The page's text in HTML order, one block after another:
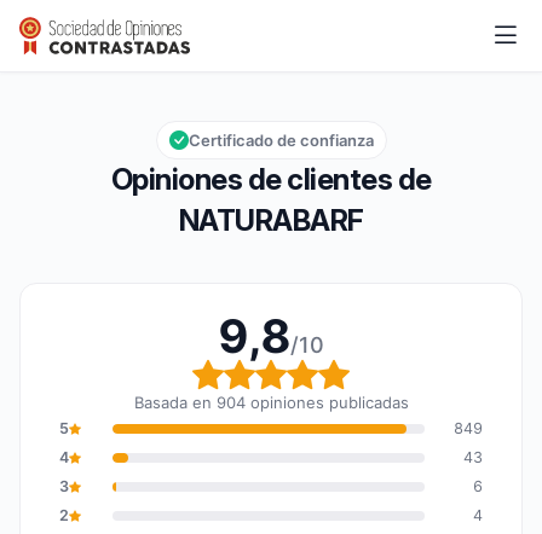
NATURABARF
Calificación global: 9,8 de 10
9,8/10
Opiniones de clientes de
NATURABARF
Certificado de confianza
9,8/10
Calificación global: 9,8
Basada en 904 opiniones publicadas
5
849
4
43
3
6
2
4